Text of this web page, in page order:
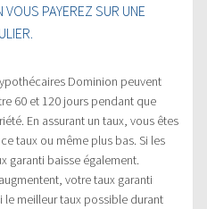
VOUS PAYEREZ SUR UNE
Dominion peuvent
60 et 120 jours pendant que
En assurant un taux, vous êtes
taux ou même plus bas. Si les
garanti baisse également.
votre taux garanti
le meilleur taux possible durant